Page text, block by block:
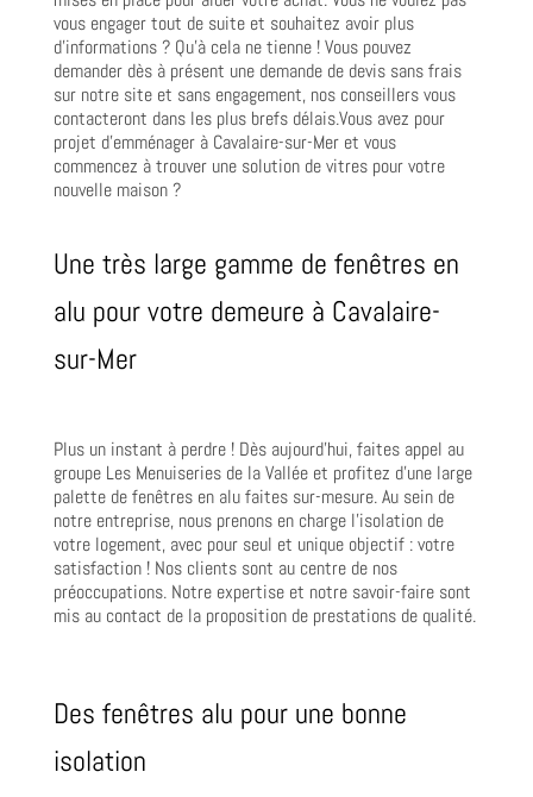
vous engager tout de suite et souhaitez avoir plus
d’informations ? Qu’à cela ne tienne ! Vous pouvez
demander dès à présent une demande de devis sans frais
sur notre site et sans engagement, nos conseillers vous
contacteront dans les plus brefs délais.Vous avez pour
projet d’emménager à Cavalaire-sur-Mer et vous
commencez à trouver une solution de vitres pour votre
nouvelle maison ?
Une très large gamme de fenêtres en
alu pour votre demeure à Cavalaire-
sur-Mer
Plus un instant à perdre ! Dès aujourd’hui, faites appel au
groupe Les Menuiseries de la Vallée et profitez d’une large
palette de fenêtres en alu faites sur-mesure. Au sein de
notre entreprise, nous prenons en charge l’isolation de
votre logement, avec pour seul et unique objectif : votre
satisfaction ! Nos clients sont au centre de nos
préoccupations. Notre expertise et notre savoir-faire sont
mis au contact de la proposition de prestations de qualité.
Des fenêtres alu pour une bonne
isolation